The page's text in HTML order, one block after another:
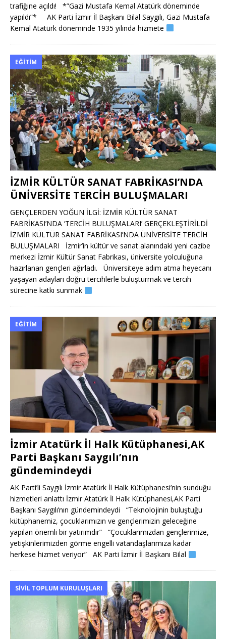
trafiğine açıldı! *”Gazi Mustafa Kemal Atatürk döneminde
yapıldı”* AK Parti İzmir İl Başkanı Bilal Saygılı, Gazi Mustafa
Kemal Atatürk döneminde 1935 yılında hizmete
EĞITIM
İZMİR KÜLTÜR SANAT FABRİKASI’NDA
ÜNİVERSİTE TERCİH BULUŞMALARI
GENÇLERDEN YOĞUN İLGİ: İZMİR KÜLTÜR SANAT
FABRİKASI’NDA ‘TERCİH BULUŞMALARI’ GERÇEKLEŞTİRİLDİ
İZMİR KÜLTÜR SANAT FABRİKASI’NDA ÜNİVERSİTE TERCİH
BULUŞMALARI İzmir’in kültür ve sanat alanındaki yeni cazibe
merkezi İzmir Kültür Sanat Fabrikası, üniversite yolculuğuna
hazırlanan gençleri ağırladı. Üniversiteye adım atma heyecanı
yaşayan adayları doğru tercihlerle buluşturmak ve tercih
sürecine katkı sunmak
EĞITIM
İzmir Atatürk İl Halk Kütüphanesi,AK
Parti Başkanı Saygılı’nın
gündemindeydi
AK Parti’li Saygılı İzmir Atatürk İl Halk Kütüphanesi’nin sunduğu
hizmetleri anlattı İzmir Atatürk İl Halk Kütüphanesi,AK Parti
Başkanı Saygılı’nın gündemindeydi “Teknolojinin buluştuğu
kütüphanemiz, çocuklarımızın ve gençlerimizin geleceğine
yapılan önemli bir yatırımdır” “Çocuklarımızdan gençlerimize,
yetişkinlerimizden görme engelli vatandaşlarımıza kadar
herkese hizmet veriyor” AK Parti İzmir İl Başkanı Bilal
SIVIL TOPLUM KURULUŞLARI